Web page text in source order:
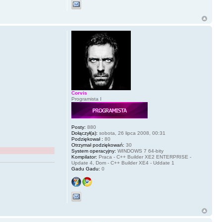
Corvis
Programista I
Posty: 880
Dołączył(a): sobota, 26 lipca 2008, 00:31
Podziękował : 80
Otrzymał podziękowań: 30
System operacyjny: WINDOWS 7 64-bity
Kompilator: Praca - C++ Builder XE2 ENTERPRISE -
Update 4, Dom - C++ Builder XE4 - Uddate 1
Gadu Gadu: 0